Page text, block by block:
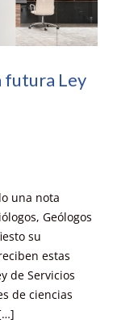
futura Ley
una nota
Geólogos
su
estas
de Servicios
de ciencias